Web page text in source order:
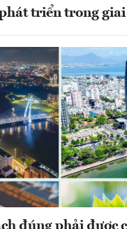
triển trong
đúng phải được